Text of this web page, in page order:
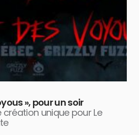
», pour un soir
création unique pour Le